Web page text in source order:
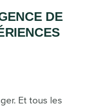
DE
Et tous les